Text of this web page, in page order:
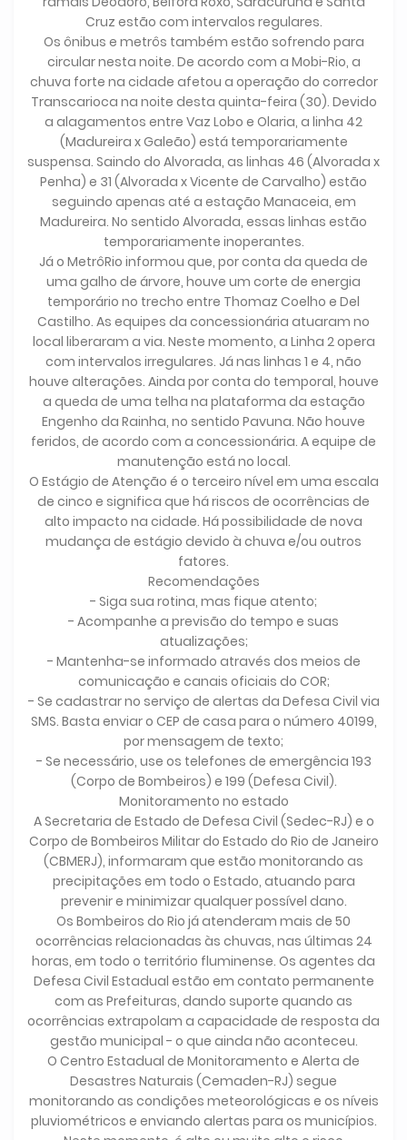
Cruz estão com intervalos regulares.
Os ônibus e metrôs também estão sofrendo para
circular nesta noite. De acordo com a Mobi-Rio, a
chuva forte na cidade afetou a operação do corredor
Transcarioca na noite desta quinta-feira (30). Devido
a alagamentos entre Vaz Lobo e Olaria, a linha 42
(Madureira x Galeão) está temporariamente
suspensa. Saindo do Alvorada, as linhas 46 (Alvorada x
Penha) e 31 (Alvorada x Vicente de Carvalho) estão
seguindo apenas até a estação Manaceia, em
Madureira. No sentido Alvorada, essas linhas estão
temporariamente inoperantes.
Já o MetrôRio informou que, por conta da queda de
uma galho de árvore, houve um corte de energia
temporário no trecho entre Thomaz Coelho e Del
Castilho. As equipes da concessionária atuaram no
local liberaram a via. Neste momento, a Linha 2 opera
com intervalos irregulares. Já nas linhas 1 e 4, não
houve alterações. Ainda por conta do temporal, houve
a queda de uma telha na plataforma da estação
Engenho da Rainha, no sentido Pavuna. Não houve
feridos, de acordo com a concessionária. A equipe de
manutenção está no local.
O Estágio de Atenção é o terceiro nível em uma escala
de cinco e significa que há riscos de ocorrências de
alto impacto na cidade. Há possibilidade de nova
mudança de estágio devido à chuva e/ou outros
fatores.
Recomendações
- Siga sua rotina, mas fique atento;
- Acompanhe a previsão do tempo e suas
atualizações;
- Mantenha-se informado através dos meios de
comunicação e canais oficiais do COR;
- Se cadastrar no serviço de alertas da Defesa Civil via
SMS. Basta enviar o CEP de casa para o número 40199,
por mensagem de texto;
- Se necessário, use os telefones de emergência 193
(Corpo de Bombeiros) e 199 (Defesa Civil).
Monitoramento no estado
A Secretaria de Estado de Defesa Civil (Sedec-RJ) e o
Corpo de Bombeiros Militar do Estado do Rio de Janeiro
(CBMERJ), informaram que estão monitorando as
precipitações em todo o Estado, atuando para
prevenir e minimizar qualquer possível dano.
Os Bombeiros do Rio já atenderam mais de 50
ocorrências relacionadas às chuvas, nas últimas 24
horas, em todo o território fluminense. Os agentes da
Defesa Civil Estadual estão em contato permanente
com as Prefeituras, dando suporte quando as
ocorrências extrapolam a capacidade de resposta da
gestão municipal - o que ainda não aconteceu.
O Centro Estadual de Monitoramento e Alerta de
Desastres Naturais (Cemaden-RJ) segue
monitorando as condições meteorológicas e os níveis
pluviométricos e enviando alertas para os municípios.